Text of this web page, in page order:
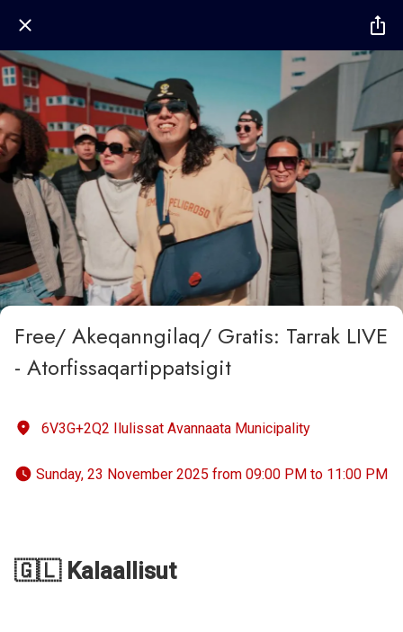
Free/ Akeqanngilaq/ Gratis: Tarrak LIVE
- Atorfissaqartippatsigit
6V3G+2Q2 Ilulissat Avannaata Municipality
🇬🇱 Kalaallisut